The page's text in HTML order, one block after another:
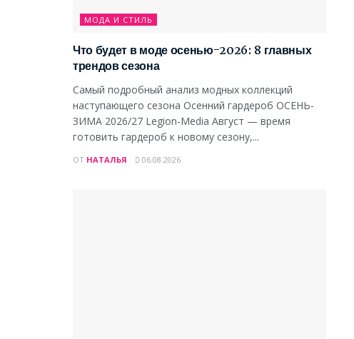
МОДА И СТИЛЬ
Что будет в моде осенью-2026: 8 главных
трендов сезона
Самый подробный анализ модных коллекций
наступающего сезона Осенний гардероб ОСЕНЬ-
ЗИМА 2026/27 Legion-Media Август — время
готовить гардероб к новому сезону,...
ОТ НАТАЛЬЯ 06.08.2026